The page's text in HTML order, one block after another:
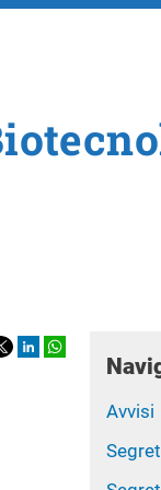
principale
Avvisi